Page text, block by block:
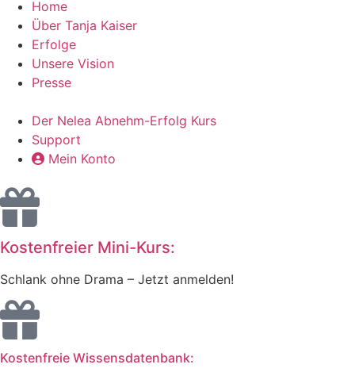
Home
Über Tanja Kaiser
Erfolge
Unsere Vision
Presse
Der Nelea Abnehm-Erfolg Kurs
Support
Mein Konto
Kostenfreier Mini-Kurs:
Schlank ohne Drama – Jetzt anmelden!
Kostenfreie Wissensdatenbank: